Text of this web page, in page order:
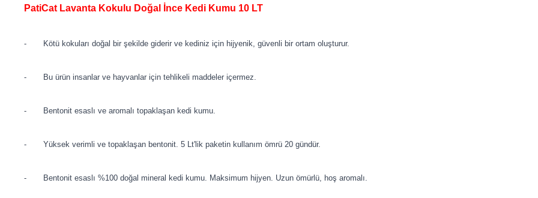
PatiCat Lavanta Kokulu Doğal İnce Kedi Kumu 10 LT
- Kötü kokuları doğal bir şekilde giderir ve kediniz için hijyenik, güvenli bir ortam oluşturur.
- Bu ürün insanlar ve hayvanlar için tehlikeli maddeler içermez.
- Bentonit esaslı ve aromalı topaklaşan kedi kumu.
- Yüksek verimli ve topaklaşan bentonit. 5 Lt'lik paketin kullanım ömrü 20 gündür.
- Bentonit esaslı %100 doğal mineral kedi kumu. Maksimum hijyen. Uzun ömürlü, hoş aromalı.